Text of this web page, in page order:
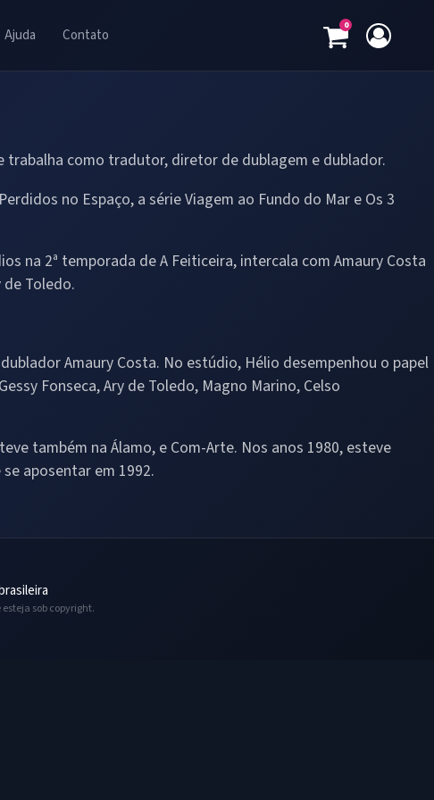
Ajuda Contato
0
trabalha como tradutor, diretor de dublagem e dublador.
no Espaço, a série Viagem ao Fundo do Mar e Os 3
na 2ª temporada de A Feiticeira, intercala com Amaury Costa
Toledo.
Amaury Costa. No estúdio, Hélio desempenhou o papel
Fonseca, Ary de Toledo, Magno Marino, Celso
também na Álamo, e Com-Arte. Nos anos 1980, esteve
aposentar em 1992.
sob copyright.